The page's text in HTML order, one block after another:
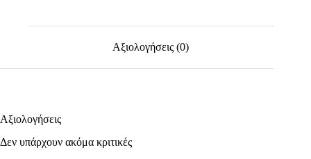
Αξιολογήσεις (0)
Αξιολογήσεις
Δεν υπάρχουν ακόμα κριτικές